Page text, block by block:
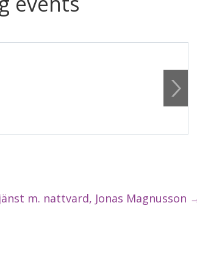
m. nattvard, Jonas Magnusson